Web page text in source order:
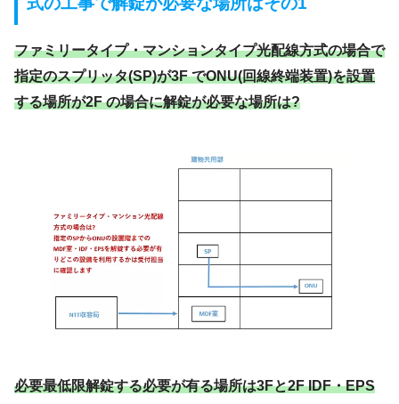
ファミリータイプ・マンションタイプ光配線方式の場合で
指定のスプリッタ(SP)が3F でONU(回線終端装置)を設置
する場所が2F の場合に解錠が必要な場所は?
必要最低限解錠する必要が有る場所は3Fと2F IDF・EPS